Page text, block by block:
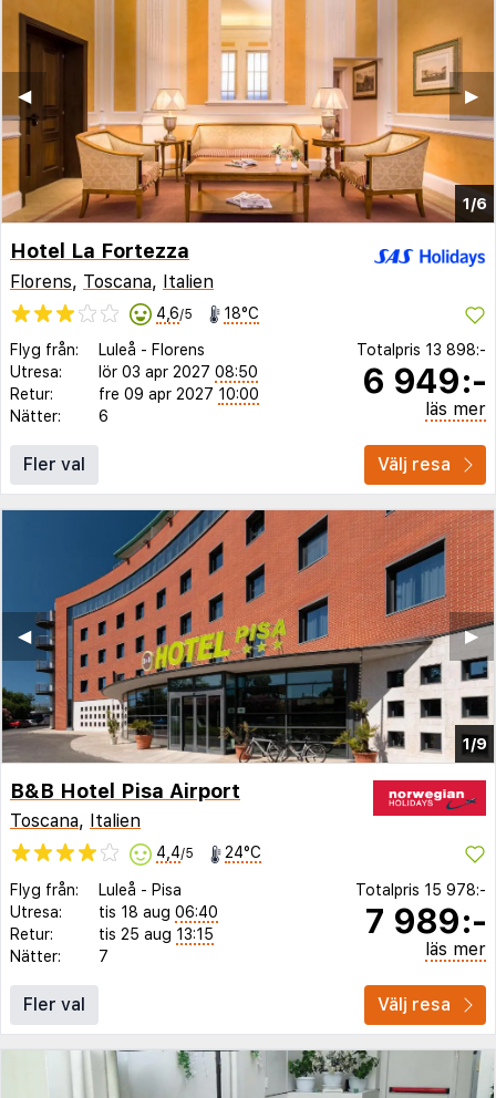
1/6
▶︎
◀︎
Hotel La Fortezza
Florens, Toscana, Italien
4,6/5 18°C
Flyg från: Luleå - Florens
Utresa:
lör 03 apr 2027 08:50
Retur:
fre 09 apr 2027 10:00
Nätter:
6
Totalpris 13 898:-
6 949:-
läs mer
Fler val Välj resa
1/9
▶︎
◀︎
B&B Hotel Pisa Airport
Toscana, Italien
4,4/5 24°C
Flyg från: Luleå - Pisa
Utresa:
tis 18 aug 06:40
Retur:
tis 25 aug 13:15
Nätter:
7
Totalpris 15 978:-
7 989:-
läs mer
Fler val Välj resa